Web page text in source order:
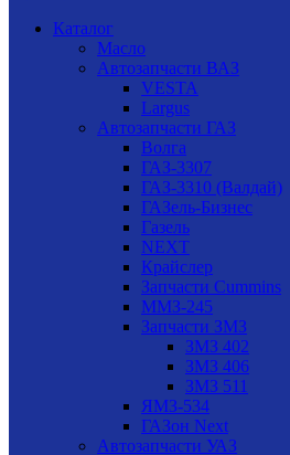
Каталог
Масло
Автозапчасти ВАЗ
VESTA
Largus
Автозапчасти ГАЗ
Волга
ГАЗ-3307
ГАЗ-3310 (Валдай)
ГАЗель-Бизнес
Газель
NEXT
Крайслер
Запчасти Cummins
ММЗ-245
Запчасти ЗМЗ
ЗМЗ 402
ЗМЗ 406
ЗМЗ 511
ЯМЗ-534
ГАЗон Next
Автозапчасти УАЗ